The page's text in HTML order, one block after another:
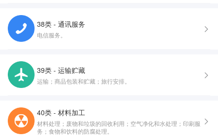
38类 - 通讯服务
电信服务。
39类 - 运输贮藏
运输；商品包装和贮藏；旅行安排。
40类 - 材料加工
材料处理；废物和垃圾的回收利用；空气净化和水处理；印刷服
务；食物和饮料的防腐处理。